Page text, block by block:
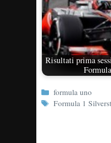
Risultati prima
Categorie
formula uno
Tag
Formula 1